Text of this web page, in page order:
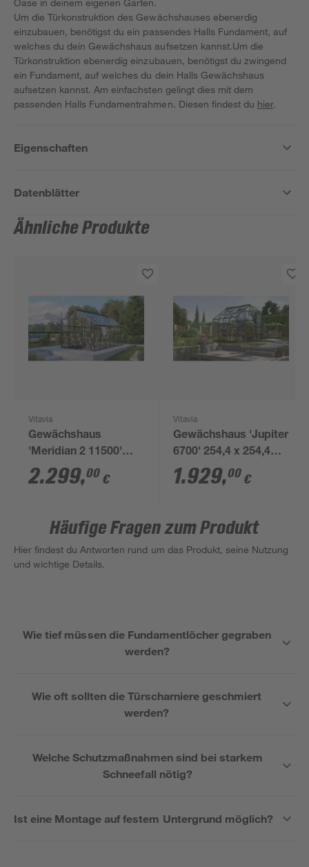
Oase in deinem eigenen Garten.
Um die Türkonstruktion des Gewächshauses ebenerdig
einzubauen, benötigst du ein passendes Halls Fundament, auf
welches du dein Gewächshaus aufsetzen kannst.Um die
Türkonstruktion ebenerdig einzubauen, benötigst du zwingend
ein Fundament, auf welches du dein Halls Gewächshaus
aufsetzen kannst. Am einfachsten gelingt dies mit dem
passenden Halls Fundamentrahmen. Diesen findest du hier.
Eigenschaften
Datenblätter
Ähnliche Produkte
Vitavia
Gewächshaus
'Meridian 2 11500'
254,4 x 441 cm mit 3
mm Sicherheitsglas
2.299,00 €
Vitavia
Gewächshaus 'Jupiter
6700' 254,4 x 254,4
cm mit 3 mm
Sicherheitsglas
1.929,00 €
Häufige Fragen zum Produkt
Hier findest du Antworten rund um das Produkt, seine Nutzung
und wichtige Details.
Wie tief müssen die Fundamentlöcher gegraben
werden?
Wie oft sollten die Türscharniere geschmiert
werden?
Welche Schutzmaßnahmen sind bei starkem
Schneefall nötig?
Ist eine Montage auf festem Untergrund möglich?